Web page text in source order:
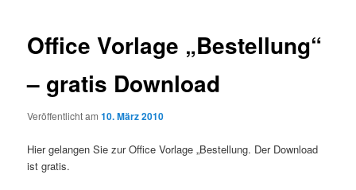
Office Vorlage „Bestellung“
– gratis Download
Veröffentlicht am10. März 2010
Hier gelangen Sie zur Office Vorlage „Bestellung. Der Download
ist gratis.